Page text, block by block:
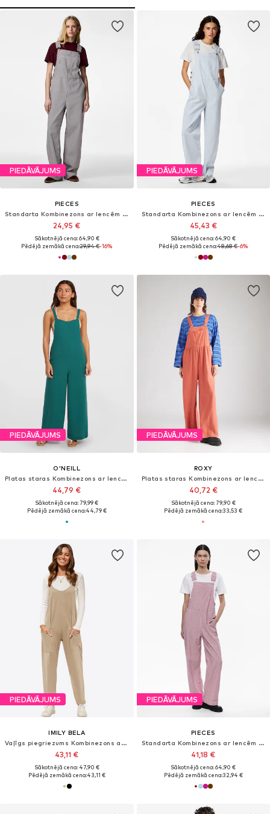
PIEDĀVĀJUMS
PIECES
Standarta Kombinezons ar lencēm 'PCAllo'
24,95 €
Sākotnējā cena: 64,90 €
Pēdējā zemākā cena:29,94 €-16%
PIEDĀVĀJUMS
PIECES
Standarta Kombinezons ar lencēm 'PCAllo'
45,43 €
Sākotnējā cena: 64,90 €
Pēdējā zemākā cena:48,68 €-6%
PIEDĀVĀJUMS
O'NEILL
Platas staras Kombinezons ar lencēm 'Brenda'
44,79 €
Sākotnējā cena: 79,99 €
Pēdējā zemākā cena:44,79 €
PIEDĀVĀJUMS
ROXY
Platas staras Kombinezons ar lencēm 'Easy Isle'
40,72 €
Sākotnējā cena: 79,90 €
Pēdējā zemākā cena:33,53 €
PIEDĀVĀJUMS
IMILY BELA
Vaļīgs piegriezums Kombinezons ar lencēm
43,11 €
Sākotnējā cena: 47,90 €
Pēdējā zemākā cena:43,11 €
PIEDĀVĀJUMS
PIECES
Standarta Kombinezons ar lencēm 'PCAllo'
41,18 €
Sākotnējā cena: 64,90 €
Pēdējā zemākā cena:32,94 €